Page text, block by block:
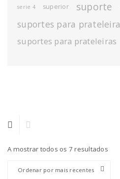
serie 4 superior suporte
suportes para prateleira
suportes para prateleiras
A mostrar todos os 7 resultados
Ordenar por mais recentes